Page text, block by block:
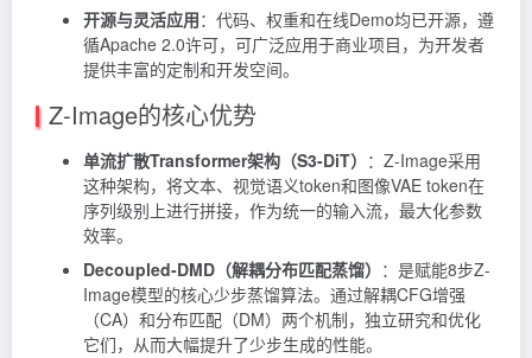
开源与灵活应用：代码、权重和在线Demo均已开源，遵
循Apache 2.0许可，可广泛应用于商业项目，为开发者
提供丰富的定制和开发空间。
Z-Image的核心优势
单流扩散Transformer架构（S3-DiT） ：Z-Image采用
这种架构，将文本、视觉语义token和图像VAE token在
序列级别上进行拼接，作为统一的输入流，最大化参数
效率。
Decoupled-DMD（解耦分布匹配蒸馏） ：是赋能8步Z-
Image模型的核心少步蒸馏算法。通过解耦CFG增强
（CA）和分布匹配（DM）两个机制，独立研究和优化
它们，从而大幅提升了少步生成的性能。